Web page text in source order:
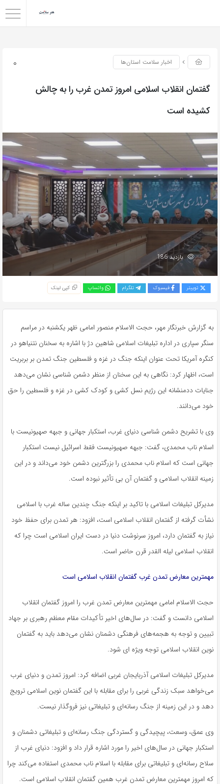
0 اخبار سلامت استان‌ها
گفتمان انقلاب اسلامی امروز تمدن غرب را به چالش
کشیده است
بازدید 186
توییتر فیسبوک تلگرام واتساپ کپی لینک
به گزارش خبرنگار مهر، حجت الاسلام منصور امامی ظهر یکشنبه در مراسم
سنگر سپاری در اداره تبلیغات اسلامی شاهین دژ با اشاره به سخنان نتنیاهو در
کنگره آمریکا تحت عنوان اینکه جنگ در غزه و فلسطین جنگ تمدن بر بربریت
است، اظهار کرد: نگاهی به این سخنان از منظر دشمن شناسی نشان می‌دهد
جنایات ددمنشانه این رژیم نسل کشی و کودک کشی در غزه و فلسطین را حق
خود می‌دانند.
وی با تشریح دشمن شناسی دنیای غرب، استکبار جهانی و جبهه صهیونیست با
اسلام ناب محمدی، گفت: جبهه صهیونیست فقط اسرائیل نیست استکبار
جهانی است که اسلام ناب محمدی را بزرگترین دشمن خود می‌داند و در این
زمینه انقلاب اسلامی و گفتمان آن بی تأثیر نبوده است.
مدیرکل تبلیغات اسلامی با تاکید بر اینکه جنگ چندین ساله غرب با اسلامی
نشأت گرفته از گفتمان انقلاب اسلامی است، افزود: هر تمدن برای حفظ خود
نیاز به گفتمان دارد، امروز سرنوشت دنیا در دست ایران اسلامی است چرا که
انقلاب اسلامی لیله القدر قرن حاضر است.
مهمترین معارض تمدن غرب گفتمان انقلاب اسلامی است
حجت الاسلام امامی مهمترین معارض تمدن غرب را امروز گفتمان انقلاب
اسلامی دانست و گفت: در سال‌های اخیر تأکیدات مقام معظم رهبری بر جهاد
تبیین و توجه به هجمه‌های فرهنگی دشمنان نشان می‌دهد باید به گفتمان
نوین انقلاب اسلامی توجه ویژه ای شود.
مدیرکل تبلیغات اسلامی آذربایجان غربی اضافه کرد: امروز تمدن و دنیای غرب
می‌خواهد سبک زندگی غربی را برای مقابله با این گفتمان نوین اسلامی ترویج
دهد و در این زمینه از جنگ رسانه‌ای و تبلیغاتی نیز فروگذار نیست.
وی عمق، وسعت، پیچیدگی و گستردگی جنگ رسانه‌ای و تبلیغاتی دشمنان و
استکبار جهانی در سال‌های اخیر را مورد اشاره قرار داد و افزود: دنیای غرب از
سلاح رسانه‌ای و تبلیغاتی برای مقابله با اسلام ناب محمدی استفاده می‌کند چرا
که امروز مهمترین معارض تمدن غرب همین گفتمان انقلاب اسلامی است.